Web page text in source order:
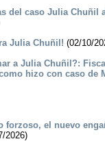
del caso Julia Chuñil
Julia Chuñil! (02/10/
a Julia Chuñil?:
hizo con caso de
forzoso, el nuevo
2026)